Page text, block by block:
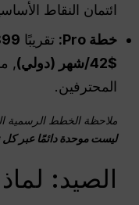
ائتمان النقاط
خطة Pro:
تقريبًا 1899
$42/شهر (دولي)
,
المحترفين.
ملاحظة الخطط الرسمية
ليست موحدة دائمًا عبر كل
الصيد: